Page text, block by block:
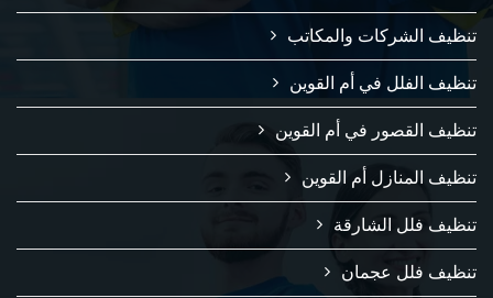
تنظيف الشركات والمكاتب
تنظيف الفلل في أم القوين
تنظيف القصور في أم القوين
تنظيف المنازل أم القوين
تنظيف فلل الشارقة
تنظيف فلل عجمان